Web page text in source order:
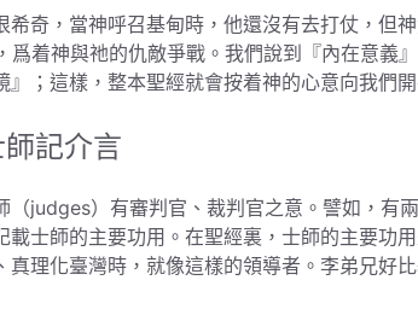
奇，當神呼召基甸時，他還沒有去打仗，但
着神與祂的仇敵爭戰。我們說到『內在意義
；這樣，整本聖經就會按着神的心意向我們開
師記介言
judges）有審判官、裁判官之意。譬如，有
士師的主要功用。在聖經裏，士師的主要功
理化臺灣時，就像這樣的領導者。李弟兄好